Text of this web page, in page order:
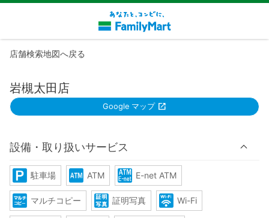
店舗検索地図へ戻る
岩槻太田店
Google マップ
設備・取り扱いサービス
駐車場 ATM E-net ATM
マルチコピー 証明写真 Wi-Fi